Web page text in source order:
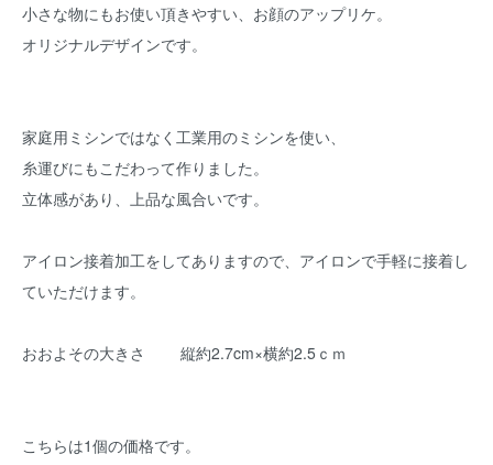
小さな物にもお使い頂きやすい、お顔のアップリケ。
オリジナルデザインです。
家庭用ミシンではなく工業用のミシンを使い、
糸運びにもこだわって作りました。
立体感があり、上品な風合いです。
アイロン接着加工をしてありますので、アイロンで手軽に接着し
ていただけます。
おおよその大きさ 縦約2.7cm×横約2.5ｃｍ
こちらは1個の価格です。